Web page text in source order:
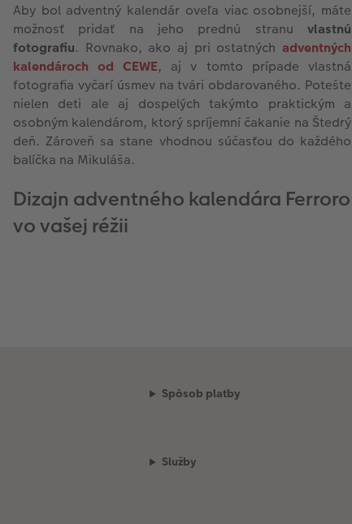
Aby bol adventný kalendár oveľa viac osobnejší, máte
možnosť pridať na jeho prednú stranu vlastnú
fotografiu. Rovnako, ako aj pri ostatných adventných
kalendároch od CEWE, aj v tomto prípade vlastná
fotografia vyčarí úsmev na tvári obdarovaného. Potešte
nielen deti ale aj dospelých takýmto praktickým a
osobným kalendárom, ktorý spríjemní čakanie na Štedrý
deň. Zároveň sa stane vhodnou súčasťou do každého
balíčka na Mikuláša.
Dizajn adventného kalendára Ferroro
vo vašej réžii
Spôsob platby
Služby